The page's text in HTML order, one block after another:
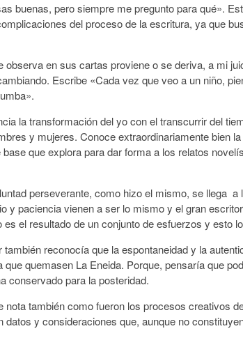
buenas, pero siempre me pregunto para qué».
del proceso de la escritura, ya que
en sus cartas proviene o se deriva, a mi
Escribe «Cada vez que veo a un niño,
la transformación del yo con el transcurrir del
y mujeres. Conoce extraordinariamente bien
que explora para dar forma a los relatos
perseverante, como hizo el mismo, se llega a
y paciencia vienen a ser lo mismo y el gran
el resultado de un conjunto de esfuerzos y esto
reconocía que la espontaneidad y la
quemasen La Eneida. Porque, pensaría que
conservado para la posteridad.
nota también como fueron los procesos creativos
y consideraciones que, aunque no